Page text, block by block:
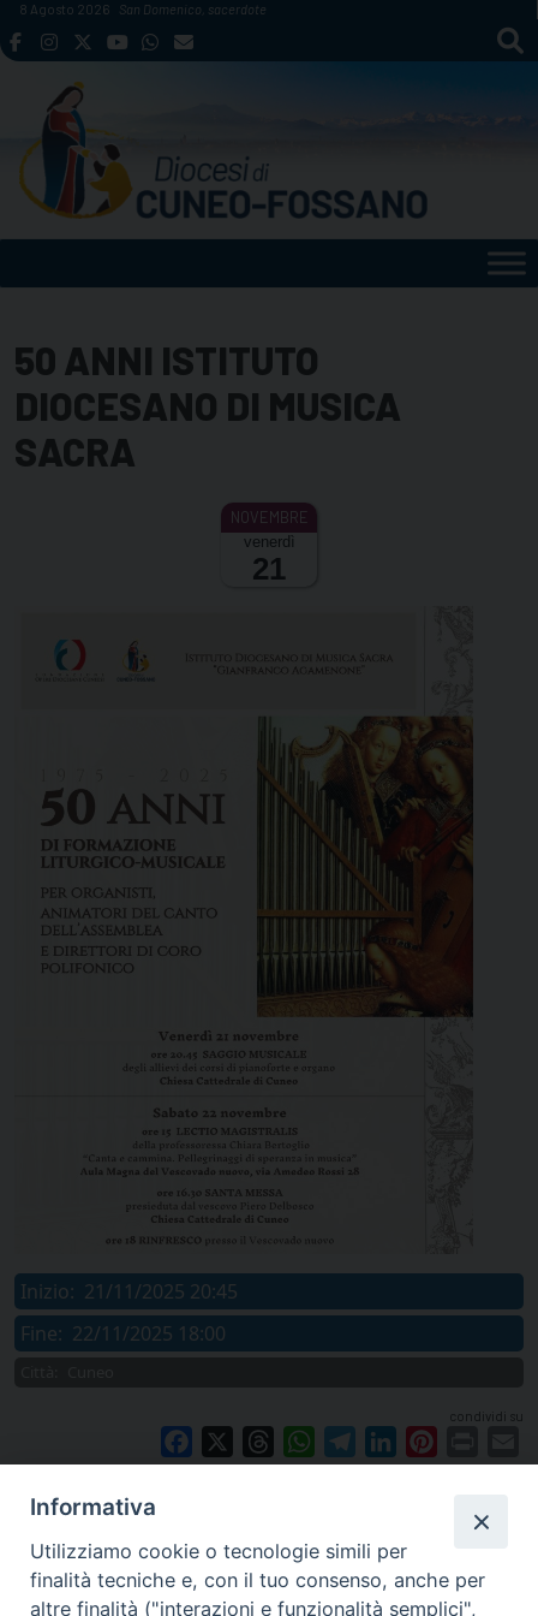
Skip
to
8 Agosto 2026 San Domenico, sacerdote
50 ANNI ISTITUTO
DIOCESANO DI MUSICA
SACRA
venerdì
21
Inizio: 21/11/2025 20:45
Fine: 22/11/2025 18:00
condividi su
Facebook ThreadsWhatsAppTelegramLinkedIn
Informativa
Utilizziamo cookie o tecnologie simili per
finalità tecniche e, con il tuo consenso, anche per
altre finalità ("interazioni e funzionalità semplici",